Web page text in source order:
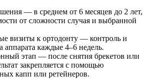
— в среднем от 6 месяцев до 2 лет,
от сложности случая и выбранной
визиты к ортодонту — контроль и
аппарата каждые 4–6 недель.
этап — после снятия брекетов или
закрепляется с помощью
капп или ретейнеров.